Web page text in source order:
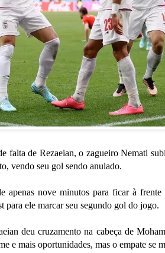
falta de Rezaeian, o zagueiro Nemati
vendo seu gol sendo anulado.
apenas nove minutos para ficar à
ele marcar seu segundo gol do jogo.
deu cruzamento na cabeça de
e mais oportunidades, mas o empate se